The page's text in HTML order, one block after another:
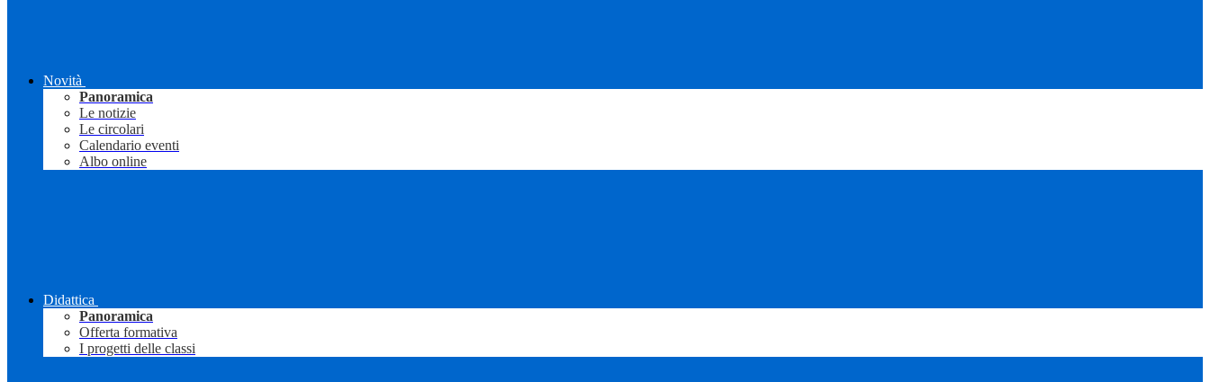
Novità
Panoramica
Le notizie
Le circolari
Calendario eventi
Albo online
Didattica
Panoramica
Offerta formativa
I progetti delle classi